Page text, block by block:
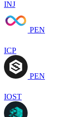
INJ
PEN
ICP
PEN
IOST